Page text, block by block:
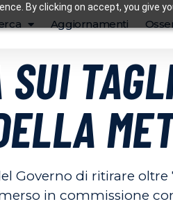
By clicking on accept, you give
Aggiornamenti
SUI
Governo di ritirare
in commissione